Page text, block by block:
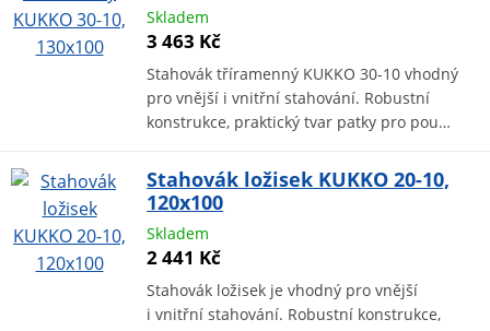
Skladem
3 463 Kč
Stahovák tříramenný KUKKO 30-10 vhodný
pro vnější i vnitřní stahování. Robustní
konstrukce, praktický tvar patky pro pou…
Stahovák ložisek KUKKO 20-10,
120x100
Skladem
2 441 Kč
Stahovák ložisek je vhodný pro vnější
i vnitřní stahování. Robustní konstrukce,